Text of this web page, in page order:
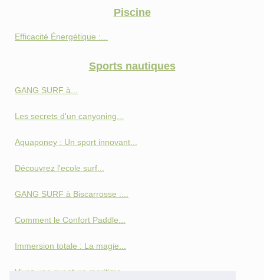
Piscine
Efficacité Énergétique :...
Sports nautiques
GANG SURF à...
Les secrets d'un canyoning...
Aquaponey : Un sport innovant...
Découvrez l'ecole surf...
GANG SURF à Biscarrosse :...
Comment le Confort Paddle...
Immersion totale : La magie...
Vivez une aventure maritime...